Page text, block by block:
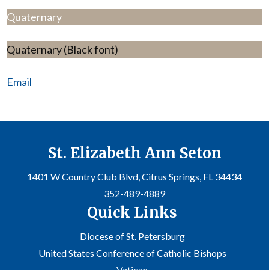
Quaternary
Quaternary (Black font)
Email
St. Elizabeth Ann Seton
1401 W Country Club Blvd, Citrus Springs, FL 34434
352-489-4889
Quick Links
Diocese of St. Petersburg
United States Conference of Catholic Bishops